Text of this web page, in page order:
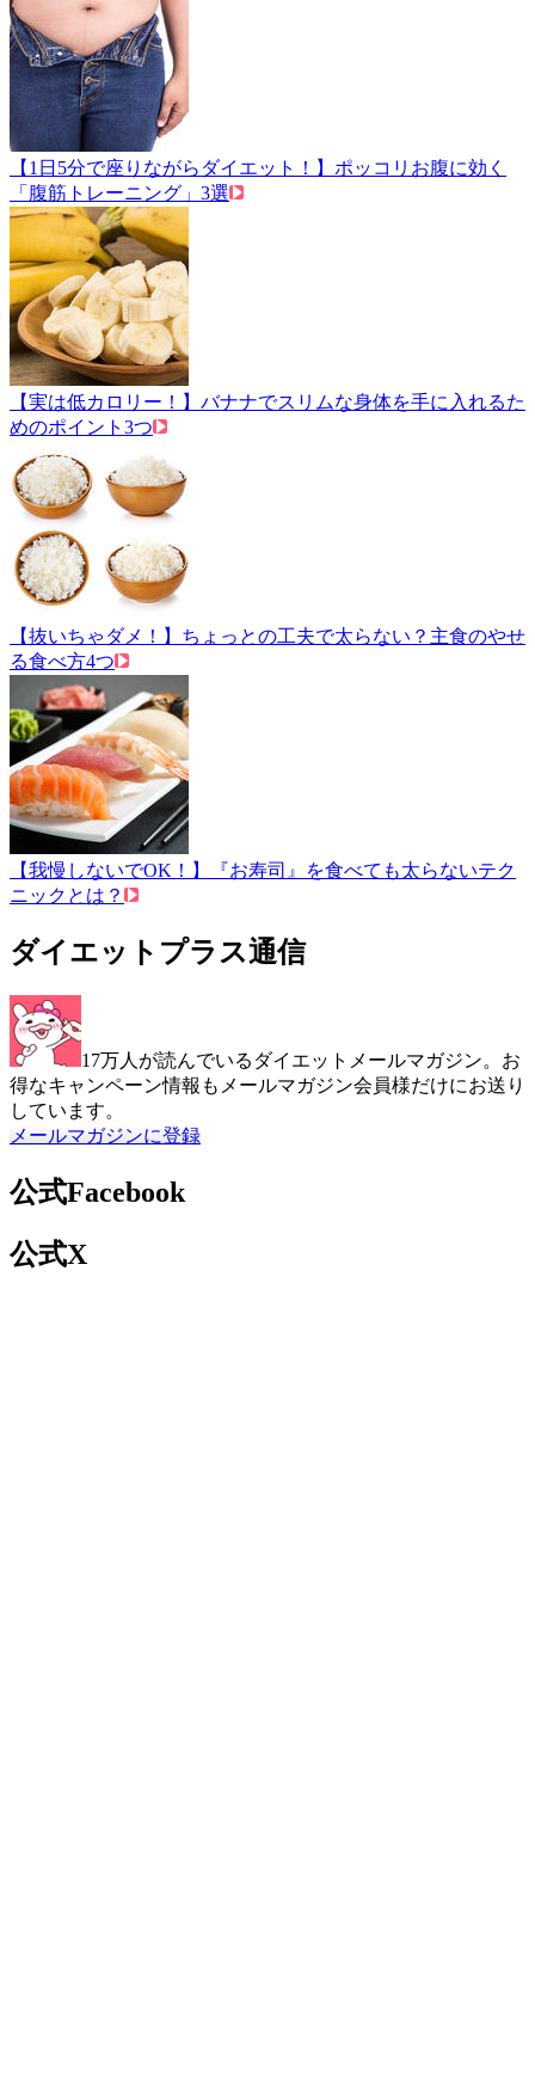
【1日5分で座りながらダイエット！】ポッコリお腹に効く
「腹筋トレーニング」3選
【実は低カロリー！】バナナでスリムな身体を手に入れるた
めのポイント3つ
【抜いちゃダメ！】ちょっとの工夫で太らない？主食のやせ
る食べ方4つ
【我慢しないでOK！】『お寿司』を食べても太らないテク
ニックとは？
ダイエットプラス通信
17万人が読んでいるダイエットメールマガジン。お
得なキャンペーン情報もメールマガジン会員様だけにお送り
しています。
メールマガジンに登録
公式Facebook
公式X